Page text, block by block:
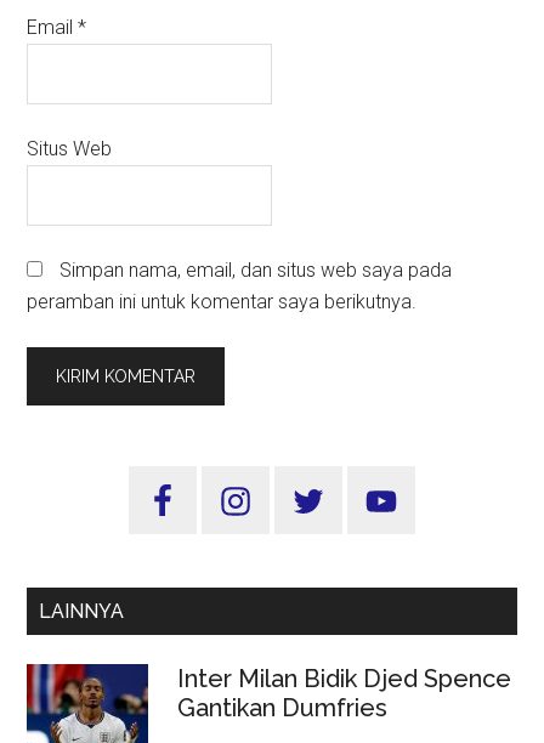
Email*
Situs Web
Simpan nama, email, dan situs web saya pada
peramban ini untuk komentar saya berikutnya.
Sidebar
LAINNYA
Inter Milan Bidik Djed Spence
Gantikan Dumfries